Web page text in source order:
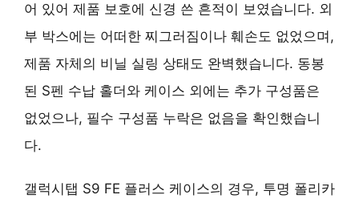
어 있어 제품 보호에 신경 쓴 흔적이 보였습니다. 외
부 박스에는 어떠한 찌그러짐이나 훼손도 없었으며,
제품 자체의 비닐 실링 상태도 완벽했습니다. 동봉
된 S펜 수납 홀더와 케이스 외에는 추가 구성품은
없었으나, 필수 구성품 누락은 없음을 확인했습니
다.
갤럭시탭 S9 FE 플러스 케이스의 경우, 투명 폴리카